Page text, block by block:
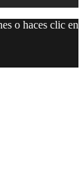
o haces clic en